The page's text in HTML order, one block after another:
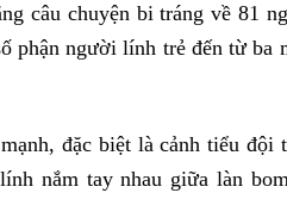
câu chuyện bi tráng về 81
phận người lính trẻ đến từ ba
đặc biệt là cảnh tiểu
nắm tay nhau giữa làn